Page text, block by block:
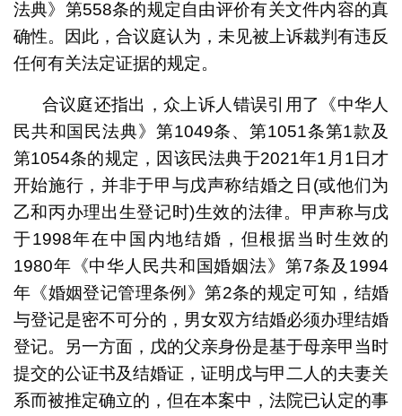
法典》第558条的规定自由评价有关文件内容的真
确性。因此，合议庭认为，未见被上诉裁判有违反
任何有关法定证据的规定。
合议庭还指出，众上诉人错误引用了《中华人
民共和国民法典》第1049条、第1051条第1款及
第1054条的规定，因该民法典于2021年1月1日才
开始施行，并非于甲与戊声称结婚之日(或他们为
乙和丙办理出生登记时)生效的法律。甲声称与戊
于1998年在中国内地结婚，但根据当时生效的
1980年《中华人民共和国婚姻法》第7条及1994
年《婚姻登记管理条例》第2条的规定可知，结婚
与登记是密不可分的，男女双方结婚必须办理结婚
登记。另一方面，戊的父亲身份是基于母亲甲当时
提交的公证书及结婚证，证明戊与甲二人的夫妻关
系而被推定确立的，但在本案中，法院已认定的事